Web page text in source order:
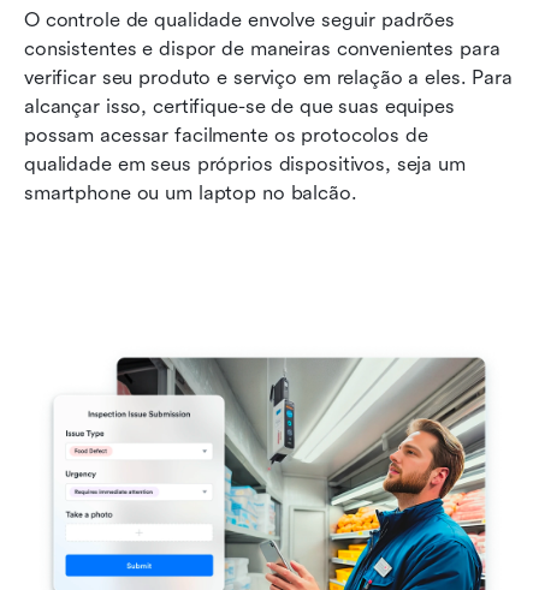
O controle de qualidade envolve seguir padrões
consistentes e dispor de maneiras convenientes para
verificar seu produto e serviço em relação a eles. Para
alcançar isso, certifique-se de que suas equipes
possam acessar facilmente os protocolos de
qualidade em seus próprios dispositivos, seja um
smartphone ou um laptop no balcão.